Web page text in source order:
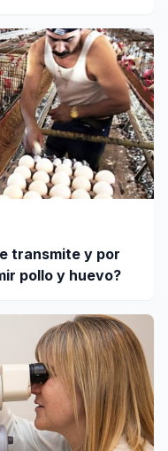
transmite y por
pollo y huevo?